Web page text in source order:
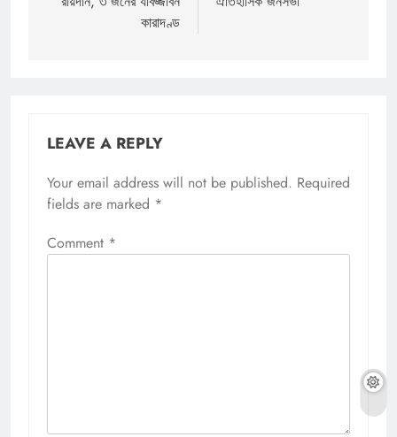
কারাদণ্ড
LEAVE A REPLY
Your email address will not be published. Required
fields are marked *
Comment *